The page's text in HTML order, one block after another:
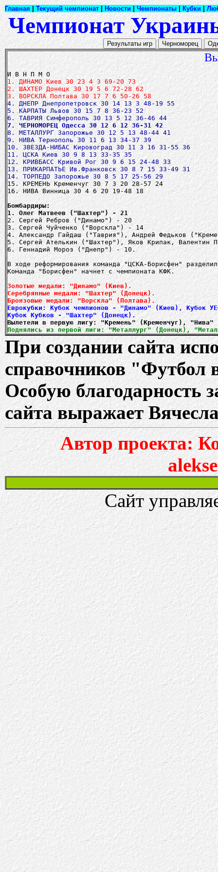
Главная Текущий чемпионат Новости Чемпионаты Кубки
Чемпионат
1. ДИНАМО Киев 30 23 4 3 69-20 73
2. ШАХТЕР Донецк 30 19 5 6 72-28 62
3. ВОРСКЛА Полтава 30 17 7 6 50-26 58
4. ДНЕПР Днепропетровск 30 14 13 3 48-19 55
5. КАРПАТЫ Львов 30 15 7 8 36-23 52
7. ЧЕРНОМОРЕЦ Одесса 30 12 6 12 36-31 42
8. МЕТАЛЛУРГ Запорожье 30 12 5 13 48-44 41
9. НИВА Тернополь 30 11 6 13 34-37 39
10. ЗВЕЗДА-НИБАС Кировоград 30 11 3 16 31-55 36
11. ЦСКА Киев 30 9 8 13 33-35 35
12. КРИВБАСС Кривой Рог 30 9 6 15 24-48 33
13. ПРИКАРПАТЬЕ Ив.Франковск 30 8 7 15 33-49 31
14. ТОРПЕДО Запорожье 30 8 5 17 25-56 29
15. КРЕМЕНЬ Кременчуг 30 7 3 20 28-57 24
16. НИВА Винница 30 4 6 20 19-48 18
Бомбардиры:
1. Олег Матвеев ("Шахтер") - 21
2. Сергей Ребров ("Динамо") - 20
3. Сергей Чуйченко ("Ворскла") - 14
4. Александр Гайдаш ("Таврия"), Андрей Федьков
5. Сергей Ателькин ("Шахтер"), Яков Крипак,
6. Геннадий Мороз ("Днепр") - 10.
В ходе реформирования команда "ЦСКА-Борисфен"
Команда "Борисфен" начнет с чемпионата КФК.
Золотые медали: "Динамо" (Киев).
Серебрянные медали: "Шахтер" (Донецк).
Бронзовые медали: "Ворскла" (Полтава).
Еврокубки: Кубок чемпионов - "Динамо" (Киев), Кубок
Вылетели в первую лигу:"Кремень" (Кременчуг), "Нива"
Поднялись из первой лиги: "Металлург" (Донецк),
При создании сайта
справочников
Особую благодарность
сайта выражает
Автор проекта:
Сайт